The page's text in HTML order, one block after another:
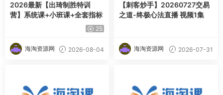
2026最新【出琦制胜特训
营】系统课+小班课+全套指标
25
海淘资源网 2026-08-04
【刺客炒手】20260727交易
之道-终极心法直播 视频1集
海淘资源网 2026-07-31